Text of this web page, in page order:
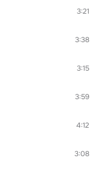
3:21
3:38
3:15
3:59
4:12
3:08